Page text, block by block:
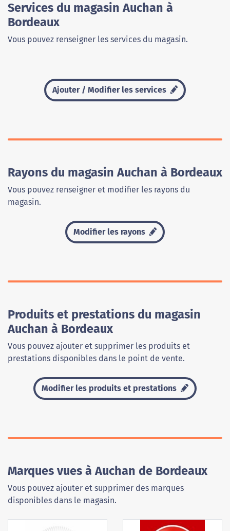
Services du magasin Auchan à
Bordeaux
Vous pouvez renseigner les services du magasin.
Ajouter / Modifier les services
Rayons du magasin Auchan à Bordeaux
Vous pouvez renseigner et modifier les rayons du
magasin.
Modifier les rayons
Produits et prestations du magasin
Auchan à Bordeaux
Vous pouvez ajouter et supprimer les produits et
prestations disponibles dans le point de vente.
Modifier les produits et prestations
Marques vues à Auchan de Bordeaux
Vous pouvez ajouter et supprimer des marques
disponibles dans le magasin.